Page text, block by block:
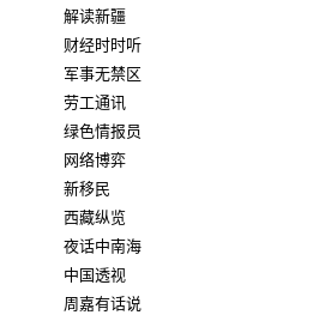
解读新疆
财经时时听
军事无禁区
劳工通讯
绿色情报员
网络博弈
新移民
西藏纵览
夜话中南海
中国透视
周嘉有话说